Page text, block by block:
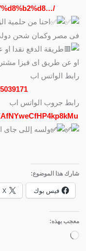
احنا من حلمية
فى مصر وكمان شحن
طريقة الدفع نقدا
او عن طريق اى فيزا
رابط الواتس اب
رابط جروب الواتس اب
ولسه إللى جاى
شارك هذا الموضوع:
فيس بوك X
معجب بهذه:
جاري